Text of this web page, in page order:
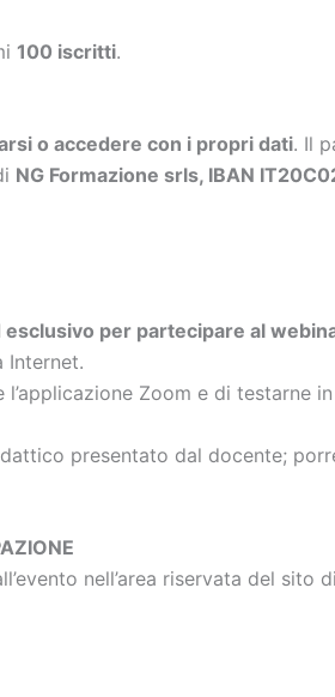
100 iscritti.
o accedere con i propri dati. Il
NG Formazione srls, IBAN
per partecipare al
Internet.
Zoom e di testarne
presentato dal docente;
nell’area riservata del sito